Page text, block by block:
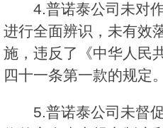
4.普诺泰公司未对
进行全面辨识，未有效
施，违反了《中华人民
四十一条第一款的规定。
5.普诺泰公司未督